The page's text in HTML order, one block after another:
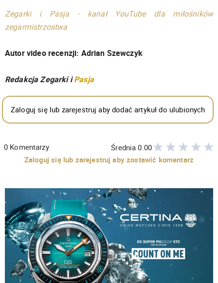
Zegarki i Pasja - kanał YouTube dla miłośników
zegarmistrzostwa
Autor video recenzji: Adrian Szewczyk
Redakcja Zegarki iPasja
Zaloguj się lub zarejestruj aby dodać artykuł do ulubionych
0 Komentarzy Średnia0.00
Zaloguj się lub zarejestruj aby zostawić komentarz